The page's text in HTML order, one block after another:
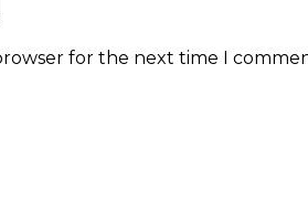
for the next time I